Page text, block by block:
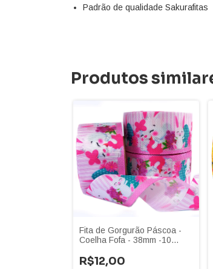
Padrão de qualidade Sakurafitas
Produtos
Fita de Gorgurão Páscoa -
Coelha Fofa - 38mm -10
R$12,00